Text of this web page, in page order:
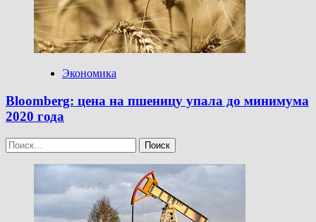
Экономика
Bloomberg: цена на пшеницу упала до минимума
2020 года
Найти: